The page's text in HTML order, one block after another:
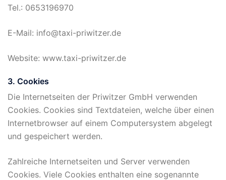
Tel.: 0653196970
E-Mail: info@taxi-priwitzer.de
Website: www.taxi-priwitzer.de
3. Cookies
Die Internetseiten der Priwitzer GmbH verwenden
Cookies. Cookies sind Textdateien, welche über einen
Internetbrowser auf einem Computersystem abgelegt
und gespeichert werden.
Zahlreiche Internetseiten und Server verwenden
Cookies. Viele Cookies enthalten eine sogenannte